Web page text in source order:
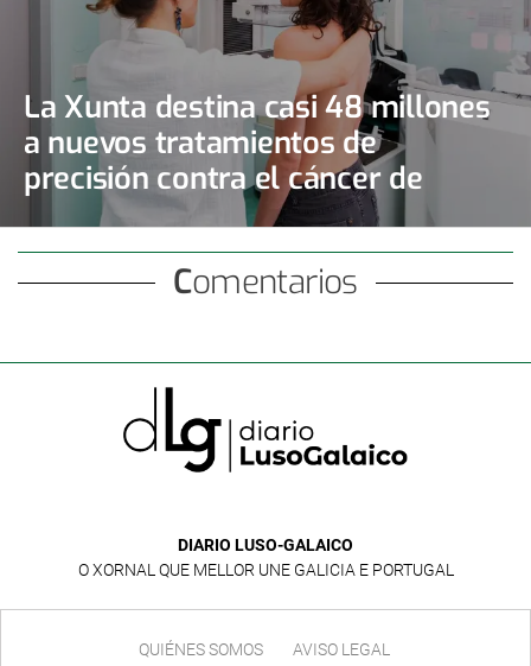
La Xunta destina casi 48 millones
a nuevos tratamientos de
precisión contra el cáncer de
mama y de ovario
Comentarios
DIARIO LUSO-GALAICO
O XORNAL QUE MELLOR UNE GALICIA E PORTUGAL
QUIÉNES SOMOS AVISO LEGAL